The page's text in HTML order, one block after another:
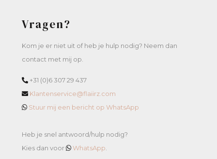
Vragen?
Kom je er niet uit of heb je hulp nodig? Neem dan
contact met mij op.
+31 (0)6 307 29 437
Klantenservice@flaiirz.com
Stuur mij een bericht op WhatsApp
Heb je snel antwoord/hulp nodig?
Kies dan voor
WhatsApp